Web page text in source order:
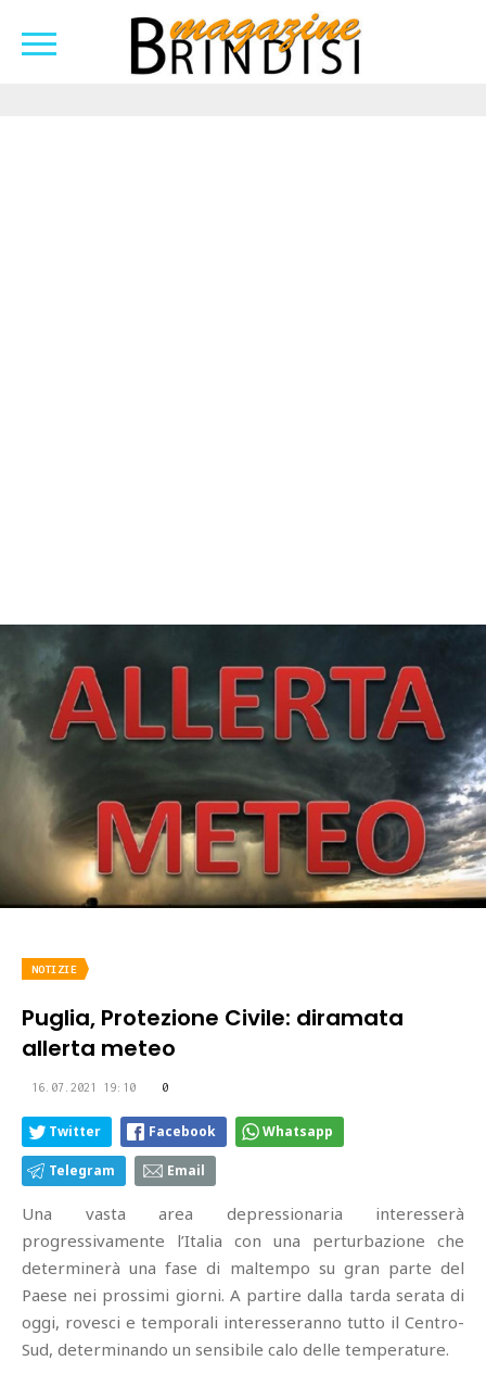
NOTIZIE
Puglia, Protezione Civile: diramata
allerta meteo
16.07.2021 19:10 0
Twitter Facebook Whatsapp
Telegram Email
Una vasta area depressionaria interesserà
progressivamente l’Italia con una perturbazione che
determinerà una fase di maltempo su gran parte del
Paese nei prossimi giorni. A partire dalla tarda serata di
oggi, rovesci e temporali interesseranno tutto il Centro-
Sud, determinando un sensibile calo delle temperature.